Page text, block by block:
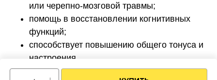
или черепно-мозговой травмы;
помощь в восстановлении когнитивных
функций;
способствует повышению общего тонуса и
настроения.